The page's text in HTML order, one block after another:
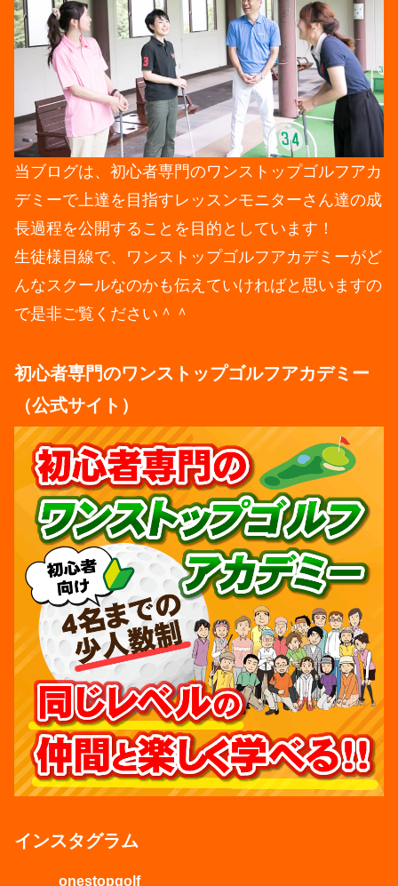
当ブログは、初心者専門のワンストップゴルフアカ
デミーで上達を目指すレッスンモニターさん達の成
長過程を公開することを目的としています！
生徒様目線で、ワンストップゴルフアカデミーがど
んなスクールなのかも伝えていければと思いますの
で是非ご覧ください＾＾
初心者専門のワンストップゴルフアカデミー
（公式サイト）
インスタグラム
onestopgolf